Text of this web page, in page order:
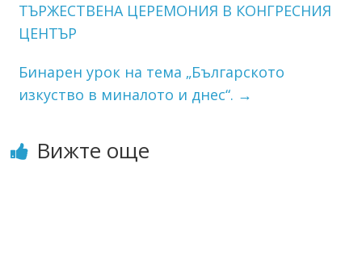
ТЪРЖЕСТВЕНА ЦЕРЕМОНИЯ В КОНГРЕСНИЯ
ЦЕНТЪР
Бинарен урок на тема „Българското
изкуство в миналото и днес“. →
Вижте още